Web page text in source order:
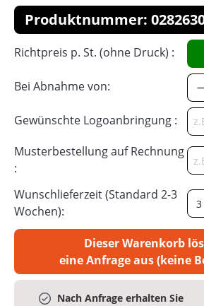
Produktnummer:
Richtpreis p. St. (ohne Druck) :
Bei Abnahme von:
Gewünschte Logoanbringung :
Musterbestellung auf Rechnung
:
Wunschlieferzeit (Standard 2-3
Wochen):
Dieser Warenkorb
eine Anfrage aus (keine
Nach Anfrage erhalten Sie